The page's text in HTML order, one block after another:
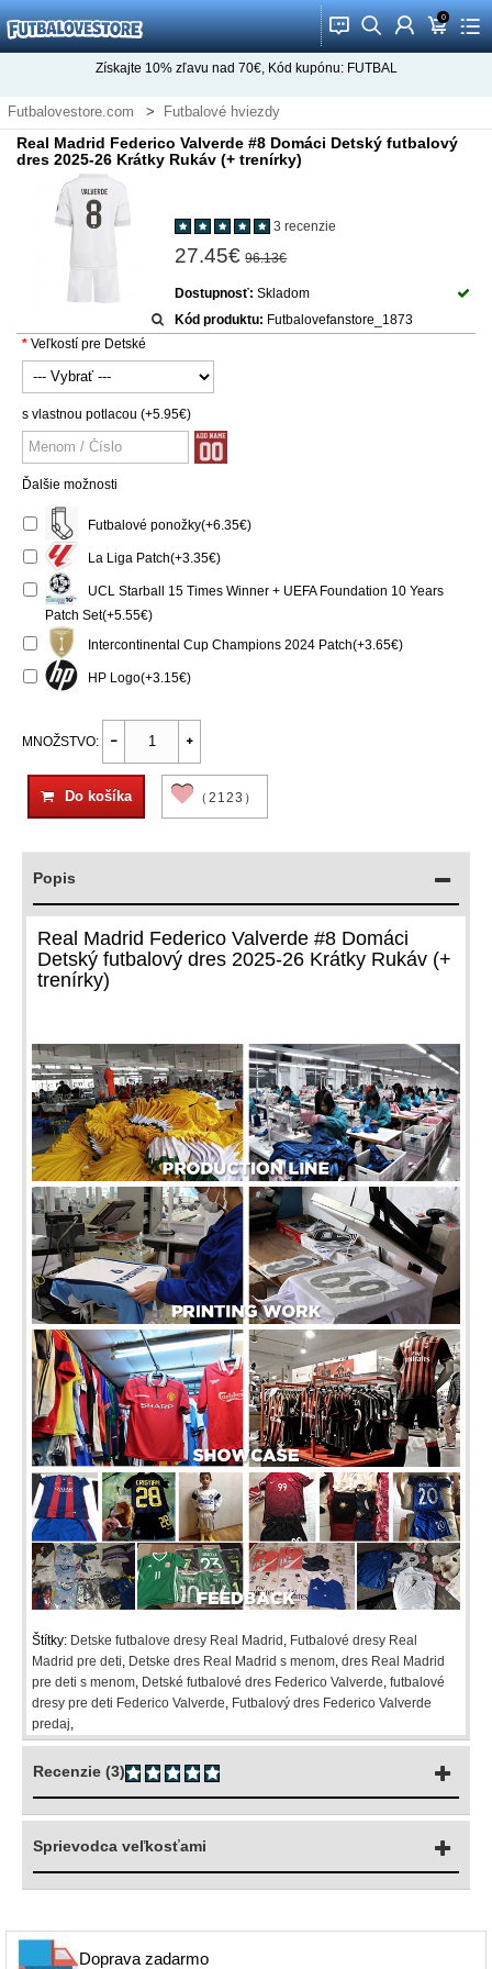
󰂱 󰂨 󰃳 0
󰃦 󰃖
Získajte 10%zľavu nad 70€, Kód kupónu: FUTBAL
Futbalovestore.com
Futbalové hviezdy
Futbalové Dresy Federico Valverde
Real Madrid Federico Valverde #8 Domáci Detský futbalový
dres 2025-26 Krátky Rukáv (+ trenírky)
3 recenzie
27.45€ 96.13€
Dostupnosť: Skladom
Kód produktu: Futbalovefanstore_1873
Veľkostí pre Detské
s vlastnou potlacou (+5.95€)
Ďalšie možnosti
Futbalové ponožky(+6.35€)
La Liga Patch(+3.35€)
UCL Starball 15 Times Winner + UEFA Foundation 10 Years
Patch Set(+5.55€)
Intercontinental Cup Champions 2024 Patch(+3.65€)
HP Logo(+3.15€)
MNOŽSTVO:
Do košíka （2123）
Popis
Real Madrid Federico Valverde #8 Domáci
Detský futbalový dres 2025-26 Krátky Rukáv (+
trenírky)
Štítky: Detske futbalove dresy Real Madrid Futbalové dresy Real
Madrid pre deti Detske dres Real Madrid s menom dres Real Madrid
pre deti s menom Detské futbalové dres Federico Valverde futbalové
dresy pre deti Federico Valverde Futbalový dres Federico Valverde
predaj
Recenzie (3)
Sprievodca veľkosťami
Doprava zadarmo